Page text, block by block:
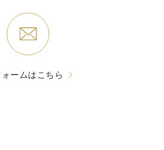
ォームはこちら